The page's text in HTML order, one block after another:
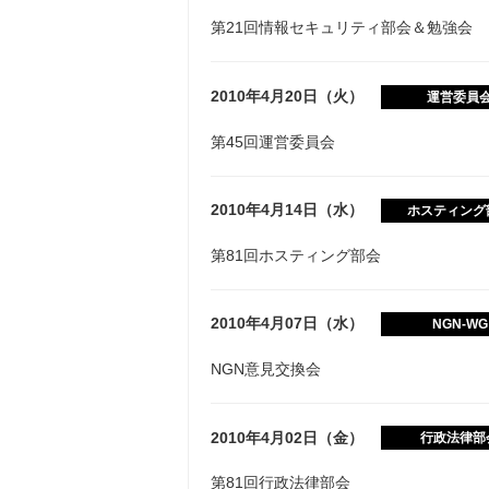
第21回情報セキュリティ部会＆勉強会
2010年4月20日（火） 運営委員
第45回運営委員会
2010年4月14日（水） ホスティング
第81回ホスティング部会
2010年4月07日（水） NGN-WG
NGN意見交換会
2010年4月02日（金） 行政法律部
第81回行政法律部会